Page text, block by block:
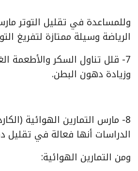
وللمساعدة في تقليل التوتر
الرياضة وسيلة ممتازة لتفريغ
7- قلل تناول السكر والأطعمة
وزيادة دهون البطن.
8- مارس التمارين الهوائية
الدراسات أنها فعالة في تقليل
ومن التمارين الهوائية: